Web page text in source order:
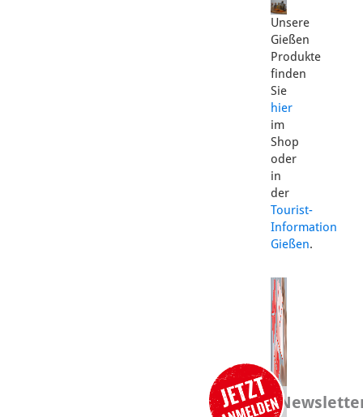
Unsere
Gießen
Produkte
finden
Sie
hier
im
Shop
oder
in
der
Tourist-
Information
Gießen.